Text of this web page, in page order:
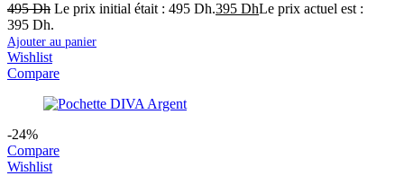
495Dh Le prix initial était : 495 Dh.395 DhLe prix actuel est :
395 Dh.
Ajouter au panier
Wishlist
Compare
-24%
Compare
Wishlist